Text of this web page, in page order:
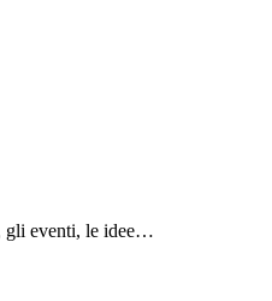
gli eventi, le idee…